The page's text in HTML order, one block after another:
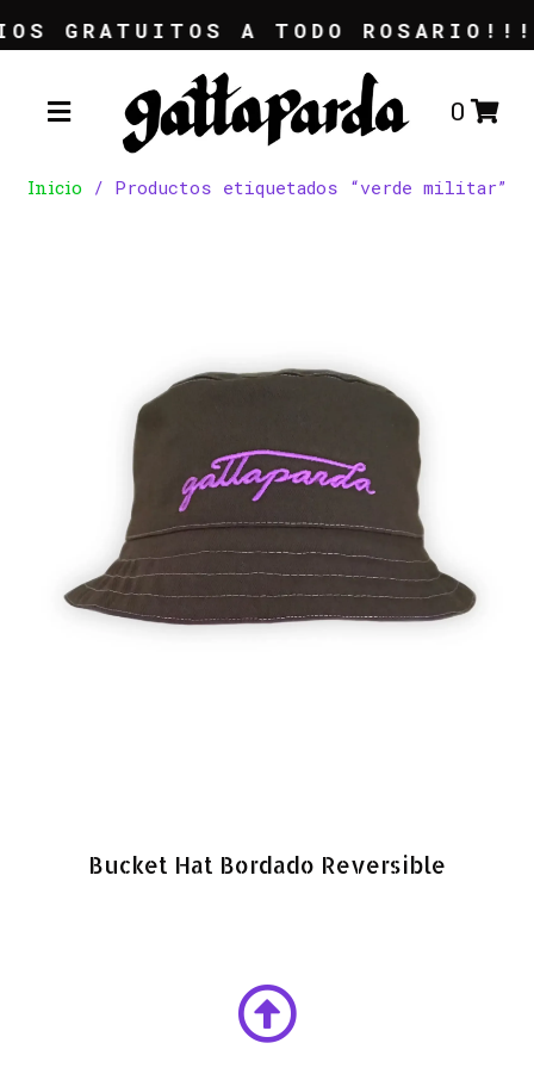
GRATUITOS A TODO
0
Inicio / Productos etiquetados “verde militar”
Bucket Hat Bordado Reversible